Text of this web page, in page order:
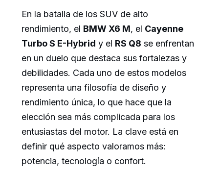
En la batalla de los SUV de alto
rendimiento, el BMW X6 M, el Cayenne
Turbo S E-Hybrid y el RS Q8 se enfrentan
en un duelo que destaca sus fortalezas y
debilidades. Cada uno de estos modelos
representa una filosofía de diseño y
rendimiento única, lo que hace que la
elección sea más complicada para los
entusiastas del motor. La clave está en
definir qué aspecto valoramos más:
potencia, tecnología o confort.